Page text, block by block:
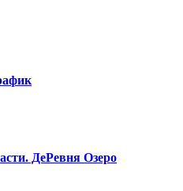
ДeРевня Озеро